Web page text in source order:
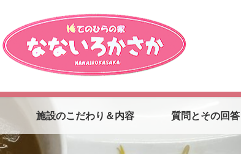
施設のこだわり＆内容 質問とその回答